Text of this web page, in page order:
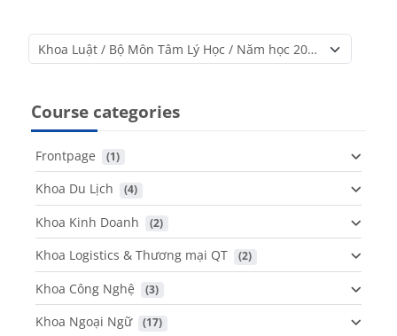
Course categories
Course categories
Frontpage (1)
Khoa Du Lịch (4)
Khoa Kinh Doanh (2)
Khoa Logistics & Thương mại QT (2)
Khoa Công Nghệ (3)
Khoa Ngoại Ngữ (17)